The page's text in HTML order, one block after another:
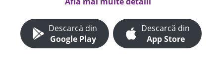
Descarcă din
Google Play
Descarcă din
App Store